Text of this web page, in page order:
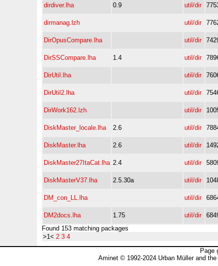
dirdiver.lha 0.9 util/dir
dirmanag.lzh util/dir
DirOpusCompare.lha util/dir
DirSSCompare.lha 1.4 util/dir
DirUtil.lha util/dir
DirUtil2.lha util/dir
DirWork162.lzh util/dir
DiskMaster_locale.lha 2.6 util/dir
DiskMaster.lha 2.6 util/dir
DiskMaster27ItaCat.lha 2.4 util/dir
DiskMasterV37.lha 2.5.30a util/dir
DM_con_LL.lha util/dir
DM2docs.lha 1.75 util/dir
Found 153 matching packages
>1< 2 3 4
Page
Aminet © 1992-2024 Urban Müller and the